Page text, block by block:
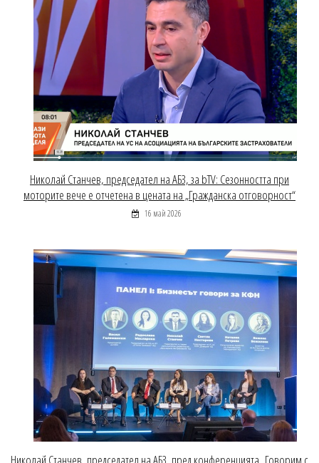
Николай Станчев, председател на АБЗ, за bTV: Сезонността при
моторите вече е отчетена в цената на „Гражданска отговорност“
16 май 2026
Николай Станчев, председател на АБЗ, пред конференцията „Говорим с